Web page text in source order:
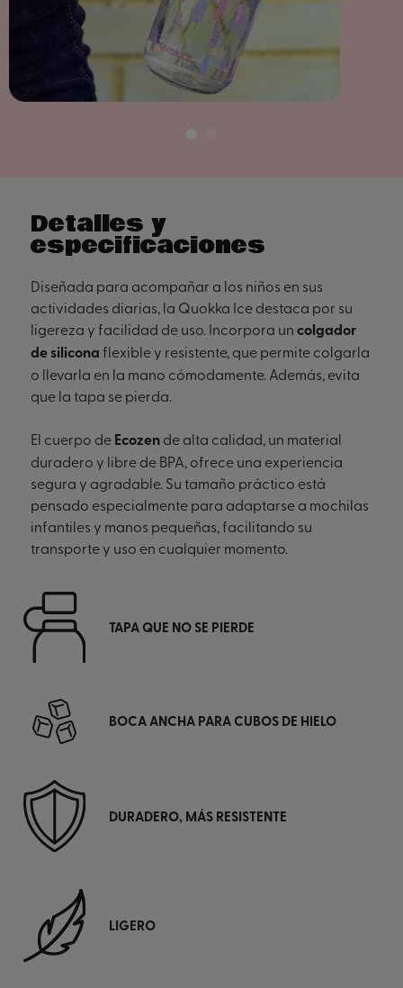
Detalles y
especificaciones
Diseñada para acompañar a los niños en sus
actividades diarias, la Quokka Ice destaca por su
ligereza y facilidad de uso. Incorpora un colgador
de silicona flexible y resistente, que permite colgarla
o llevarla en la mano cómodamente. Además, evita
que la tapa se pierda.
El cuerpo de Ecozen de alta calidad, un material
duradero y libre de BPA, ofrece una experiencia
segura y agradable. Su tamaño práctico está
pensado especialmente para adaptarse a mochilas
infantiles y manos pequeñas, facilitando su
transporte y uso en cualquier momento.
TAPA QUE NO SE PIERDE
BOCA ANCHA PARA CUBOS DE HIELO
DURADERO, MÁS RESISTENTE
LIGERO